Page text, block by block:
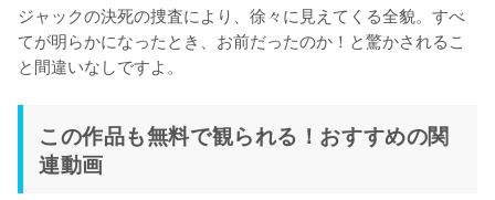
ジャックの決死の捜査により、徐々に見えてくる全貌。すべ
てが明らかになったとき、お前だったのか！と驚かされるこ
と間違いなしですよ。
この作品も無料で観られる！おすすめの関
連動画